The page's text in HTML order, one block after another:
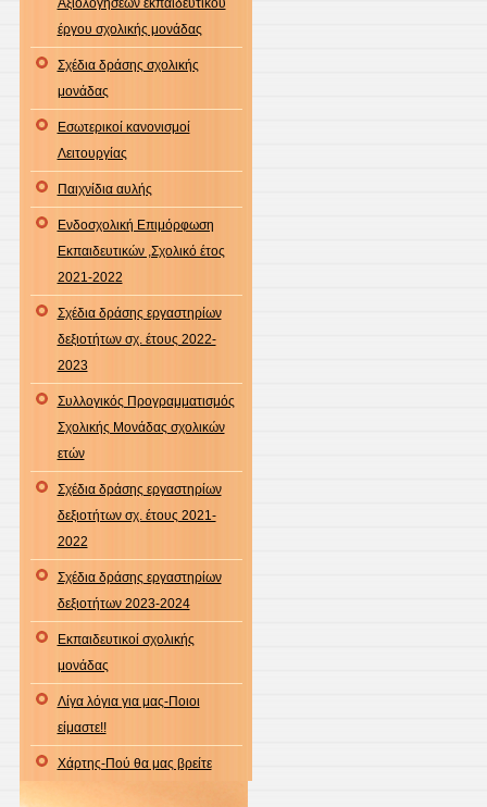
Αξιολογήσεων εκπαιδευτικού
έργου σχολικής μονάδας
Σχέδια δράσης σχολικής
μονάδας
Εσωτερικοί κανονισμοί
Λειτουργίας
Παιχνίδια αυλής
Ενδοσχολική Επιμόρφωση
Εκπαιδευτικών ,Σχολικό έτος
2021-2022
Σχέδια δράσης εργαστηρίων
δεξιοτήτων σχ. έτους 2022-
2023
Συλλογικός Προγραμματισμός
Σχολικής Μονάδας σχολικών
ετών
Σχέδια δράσης εργαστηρίων
δεξιοτήτων σχ. έτους 2021-
2022
Σχέδια δράσης εργαστηρίων
δεξιοτήτων 2023-2024
Εκπαιδευτικοί σχολικής
μονάδας
Λίγα λόγια για μας-Ποιοι
είμαστε!!
Χάρτης-Πού θα μας βρείτε